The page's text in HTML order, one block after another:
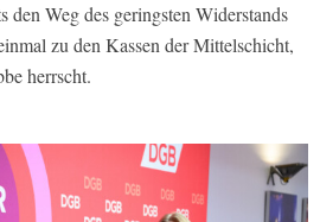
den Weg des geringsten Widerstands
zu den Kassen der Mittelschicht,
herrscht.